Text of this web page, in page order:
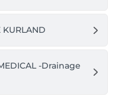
KURLAND
-Drainage